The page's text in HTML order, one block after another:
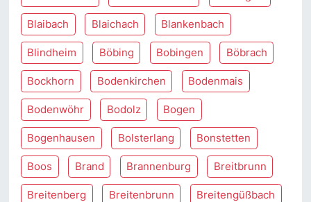
Blaibach Blaichach Blankenbach
Blindheim Böbing Bobingen Böbrach
Bockhorn Bodenkirchen Bodenmais
Bodenwöhr Bodolz Bogen
Bogenhausen Bolsterlang Bonstetten
Boos Brand Brannenburg Breitbrunn
Breitenberg Breitenbrunn Breitengüßbach